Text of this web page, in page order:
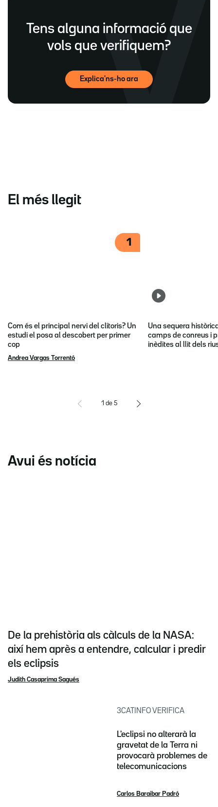
Tens alguna informació que
vols que verifiquem?
Explica'ns-ho ara
El més llegit
1
Com és el principal nervi del clítoris? Un
estudi el posa al descobert per primer
cop
Andrea Vargas Torrentó
Una sequera
camps de conreus i
inèdites al llit dels
1 de 5
Avui és notícia
De la prehistòria als càlculs de la NASA:
així hem après a entendre, calcular i predir
els eclipsis
Judith Casaprima Sagués
3CATINFO VERIFICA
L'eclipsi no alterarà la
gravetat de la Terra ni
provocarà problemes de
telecomunicacions
Carlos Baraibar Padró